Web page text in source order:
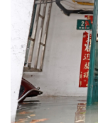
Doanh nghiệp 24h
Doanh nhân
Vì cộng đồng